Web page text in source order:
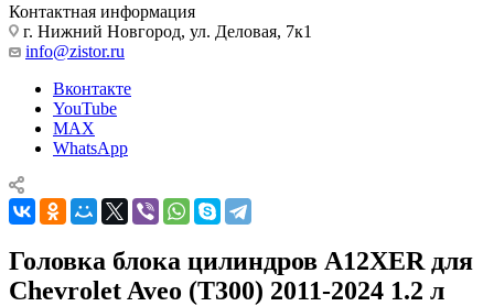
Контактная информация
г. Нижний Новгород, ул. Деловая, 7к1
info@zistor.ru
Вконтакте
YouTube
MAX
WhatsApp
Головка блока цилиндров A12XER для
Chevrolet Aveo (T300) 2011-2024 1.2 л